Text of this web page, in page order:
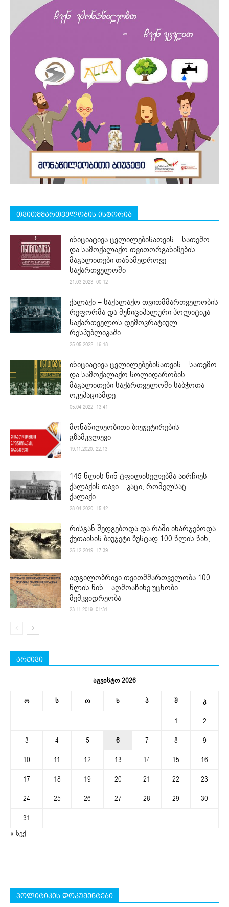
თვითმმართველობის ისტორია
ინიციატივა ცვლილებისათვის – სათემო
და სამოქალაქო თვითორგანიზების
მაგალითები თანამედროვე
საქართველოში
21.03.2023. 00:12
ქალაქი – საქალაქო თვითმმართველობის
რეფორმა და მუნიციპალური პოლიტიკა
საქართველოს დემოკრატიულ
რესპუბლიკაში
25.05.2022. 16:18
ინიციატივა ცვლილებებისათვის – სათემო
და სამოქალაქო სოლიდარობის
მაგალითები საქართველოში საბჭოთა
ოკუპაციამდე
05.04.2022. 13:41
მონაწილეობითი ბიუჯეტირების
გზამკვლევი
19.11.2020. 22:13
145 წლის წინ ტფილისელებმა აირჩიეს
ქალაქის თავი – კაცი, რომელსაც
ქალაქი...
28.04.2020. 15:42
რისგან შედგებოდა და რაში იხარჯებოდა
ქუთაისის ბიუჯეტი ზუსტად 100 წლის წინ,...
25.12.2019. 17:39
ადგილობრივი თვითმმართველობა 100
წლის წინ – აღმოაჩინე უცნობი
მემკვიდრეობა
23.11.2019. 01:31
არქივი
აგვისტო 2026
ო ს ო ხ პ შ კ
1
2
3
4 5 6 7 8
9
10
11 12 13 14 15
16
17
18 19 20 21 22
23
24
25 26 27 28 29
30
31
« სექ
პოლიტიკის დოკუმენტები